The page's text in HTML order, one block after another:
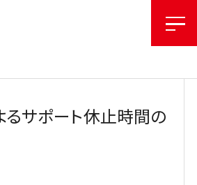
サポート休止時間の